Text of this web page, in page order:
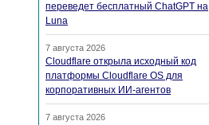
переведет бесплатный ChatGPT на
Luna
7 августа 2026
Cloudflare открыла исходный код
платформы Cloudflare OS для
корпоративных ИИ-агентов
7 августа 2026